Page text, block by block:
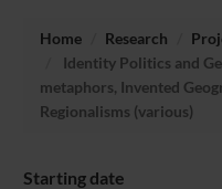
Home Research
Identity Politics and
metaphors, Invented
Regionalisms (various)
Starting date